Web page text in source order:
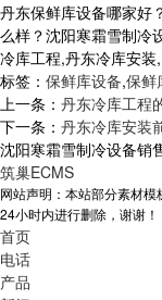
丹东保鲜库设备哪家好
么样？沈阳寒霜雪制冷
冷库工程,丹东冷库安
标签： 保鲜库设备,保鲜
上一条： 丹东冷库工程
下一条： 丹东冷库安装
沈阳寒霜雪制冷设备销
筑巢ECMS
网站声明：本站部分素材
24小时内进行删除，谢谢！
首页
电话
产品